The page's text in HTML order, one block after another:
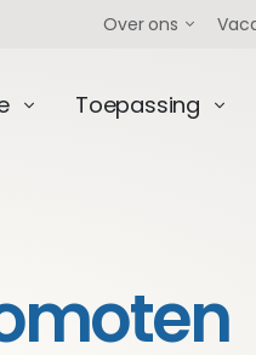
Over ons
Toepassing